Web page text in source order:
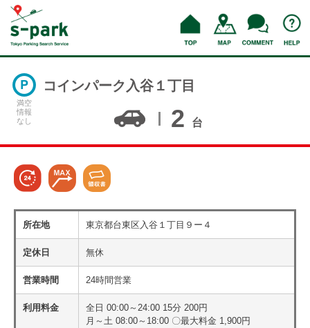
満空
情報
なし
コインパーク入谷１丁目
2 台
所在地 東京都台東区入谷１丁目９ー４
定休日 無休
営業時間 24時間営業
利用料金
全日 00:00～24:00 15分 200円
月～土 08:00～18:00 〇最大料金 1,900円